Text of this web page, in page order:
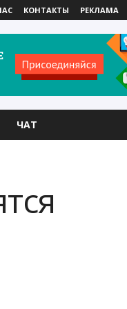
КОНТАКТЫ РЕКЛАМА
ЧАТ